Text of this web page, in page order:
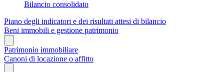
Bilancio consolidato
Piano degli indicatori e dei risultati attesi di bilancio
Beni immobili e gestione patrimonio
Patrimonio immobiliare
Canoni di locazione o affitto